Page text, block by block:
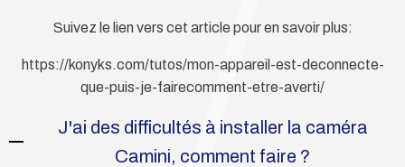
Suivez le lien vers cet article pour en savoir plus:
https://konyks.com/tutos/mon-appareil-est-deconnecte-
que-puis-je-fairecomment-etre-averti/
J'ai des difficultés à installer la caméra
Camini, comment faire ?